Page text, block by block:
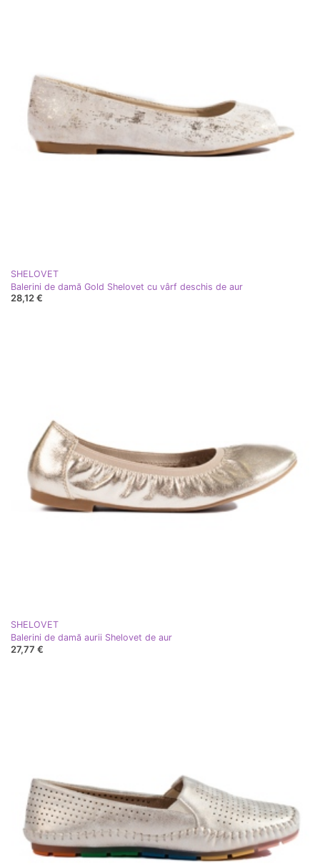
SHELOVET
Balerini de damă Gold Shelovet cu vârf deschis de aur
28,12 €
SHELOVET
Balerini de damă aurii Shelovet de aur
27,77 €